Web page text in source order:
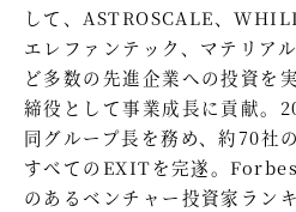
して、ASTROSCALE、
エレファンテック、マテリア
ど多数の先進企業への投資を
締役として事業成長に貢献。
同グループ長を務め、約70社
すべてのEXITを完遂。
のあるベンチャー投資家ラン